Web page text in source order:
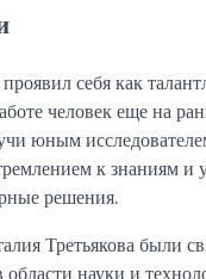
себя как
человек еще на
юным
к знаниям и
решения.
Третьякова были
области науки и